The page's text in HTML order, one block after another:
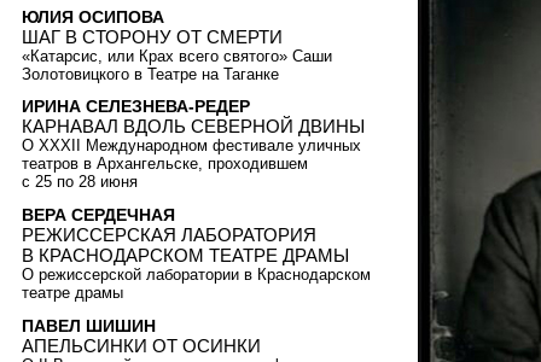
ЮЛИЯ ОСИПОВА
ШАГ В СТОРОНУ ОТ СМЕРТИ
«Катарсис, или Крах всего святого» Саши
Золотовицкого в Театре на Таганке
ИРИНА СЕЛЕЗНЕВА-РЕДЕР
КАРНАВАЛ ВДОЛЬ СЕВЕРНОЙ ДВИНЫ
О XXXII Международном фестивале уличных
театров в Архангельске, проходившем
с 25 по 28 июня
ВЕРА СЕРДЕЧНАЯ
РЕЖИССЕРСКАЯ ЛАБОРАТОРИЯ
В КРАСНОДАРСКОМ ТЕАТРЕ ДРАМЫ
О режиссерской лаборатории в Краснодарском
театре драмы
ПАВЕЛ ШИШИН
АПЕЛЬСИНКИ ОТ ОСИНКИ